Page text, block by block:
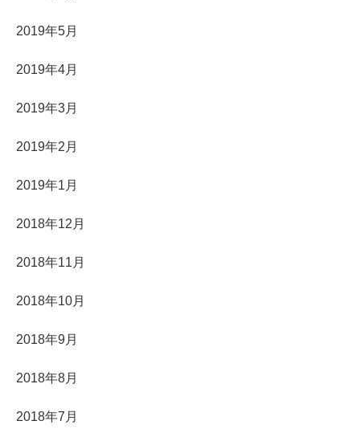
2019年5月
2019年4月
2019年3月
2019年2月
2019年1月
2018年12月
2018年11月
2018年10月
2018年9月
2018年8月
2018年7月